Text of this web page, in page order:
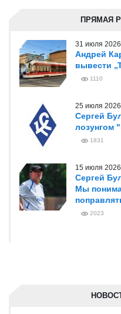
ПРЯМАЯ
31 июля 2026
Андрей
вывести
1110
25 июля 2026
Сергей
лозунгом
1831
15 июля 2026
Сергей
Мы
2023